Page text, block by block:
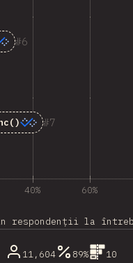
6
7
40% 60%
respondenții la
11,604 89%
10